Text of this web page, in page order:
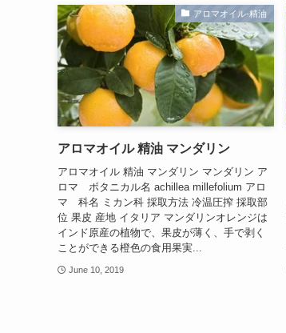
アロマオイル-精油
アロマオイル 精油 マンダリン
アロマオイル 精油 マンダリン マンダリン ア
ロマ ボタニカル名 achillea millefolium アロ
マ 科名 ミカン科 採取方法 冷温圧搾 採取部
位 果皮 産地 イタリア マンダリンオレンジは
インド原産の植物で、果皮が薄く、手で剥く
ことができる橙色の食用果実...
June 10, 2019